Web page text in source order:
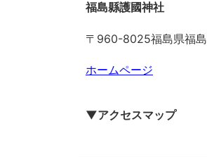
福島縣護國神社
〒960-8025福島県福
ホームページ
▼アクセスマップ